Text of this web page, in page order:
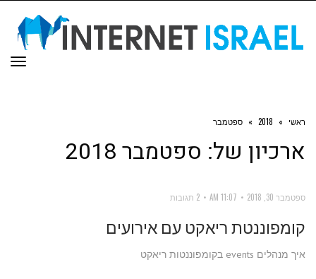
ראשי »
2018
» ספטמבר
ארכיון של: ספטמבר 2018
ספטמבר 30, 2018 11:07 AM 2 תגובות
קומפוננטת ריאקט עם אירועים
איך מנהלים events בקומפוננטות ריאקט